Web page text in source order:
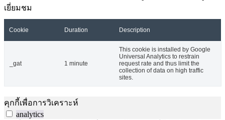
เยี่ยมชม
Cookie Duration Description
_gat 1 minute
This cookie is installed by Google
Universal Analytics to restrain
request rate and thus limit the
collection of data on high traffic
sites.
คุกกี้เพื่อการวิเคราะห์
analytics